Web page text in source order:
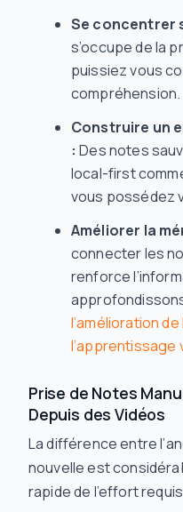
Se concentrer
s’occupe de la
puissiez vous
compréhension.
Construire un
: Des notes
local-first
vous possédez
Améliorer la
connecter les
renforce
l’amélioration
l’apprentissage
Prise de Notes
Depuis des Vidéos
La différence entre
nouvelle est
rapide de l’effort